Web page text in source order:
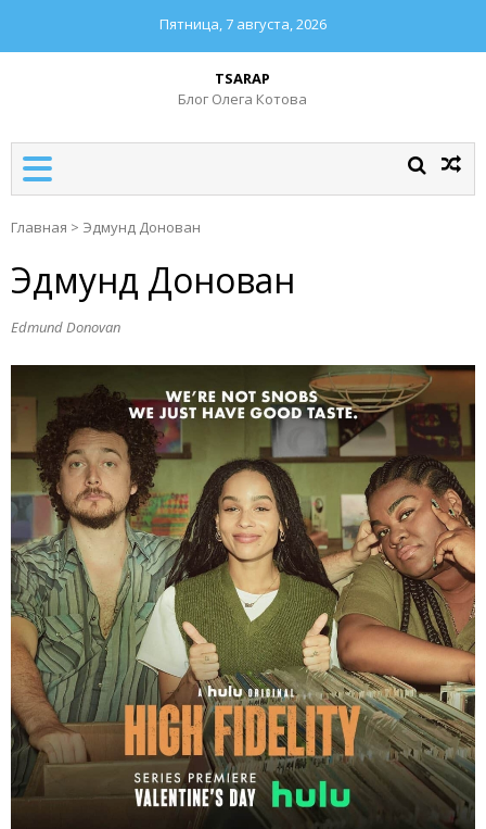
Пятница, 7 августа, 2026
TSARAP
Блог Олега Котова
Главная > Эдмунд Донован
Эдмунд Донован
Edmund Donovan